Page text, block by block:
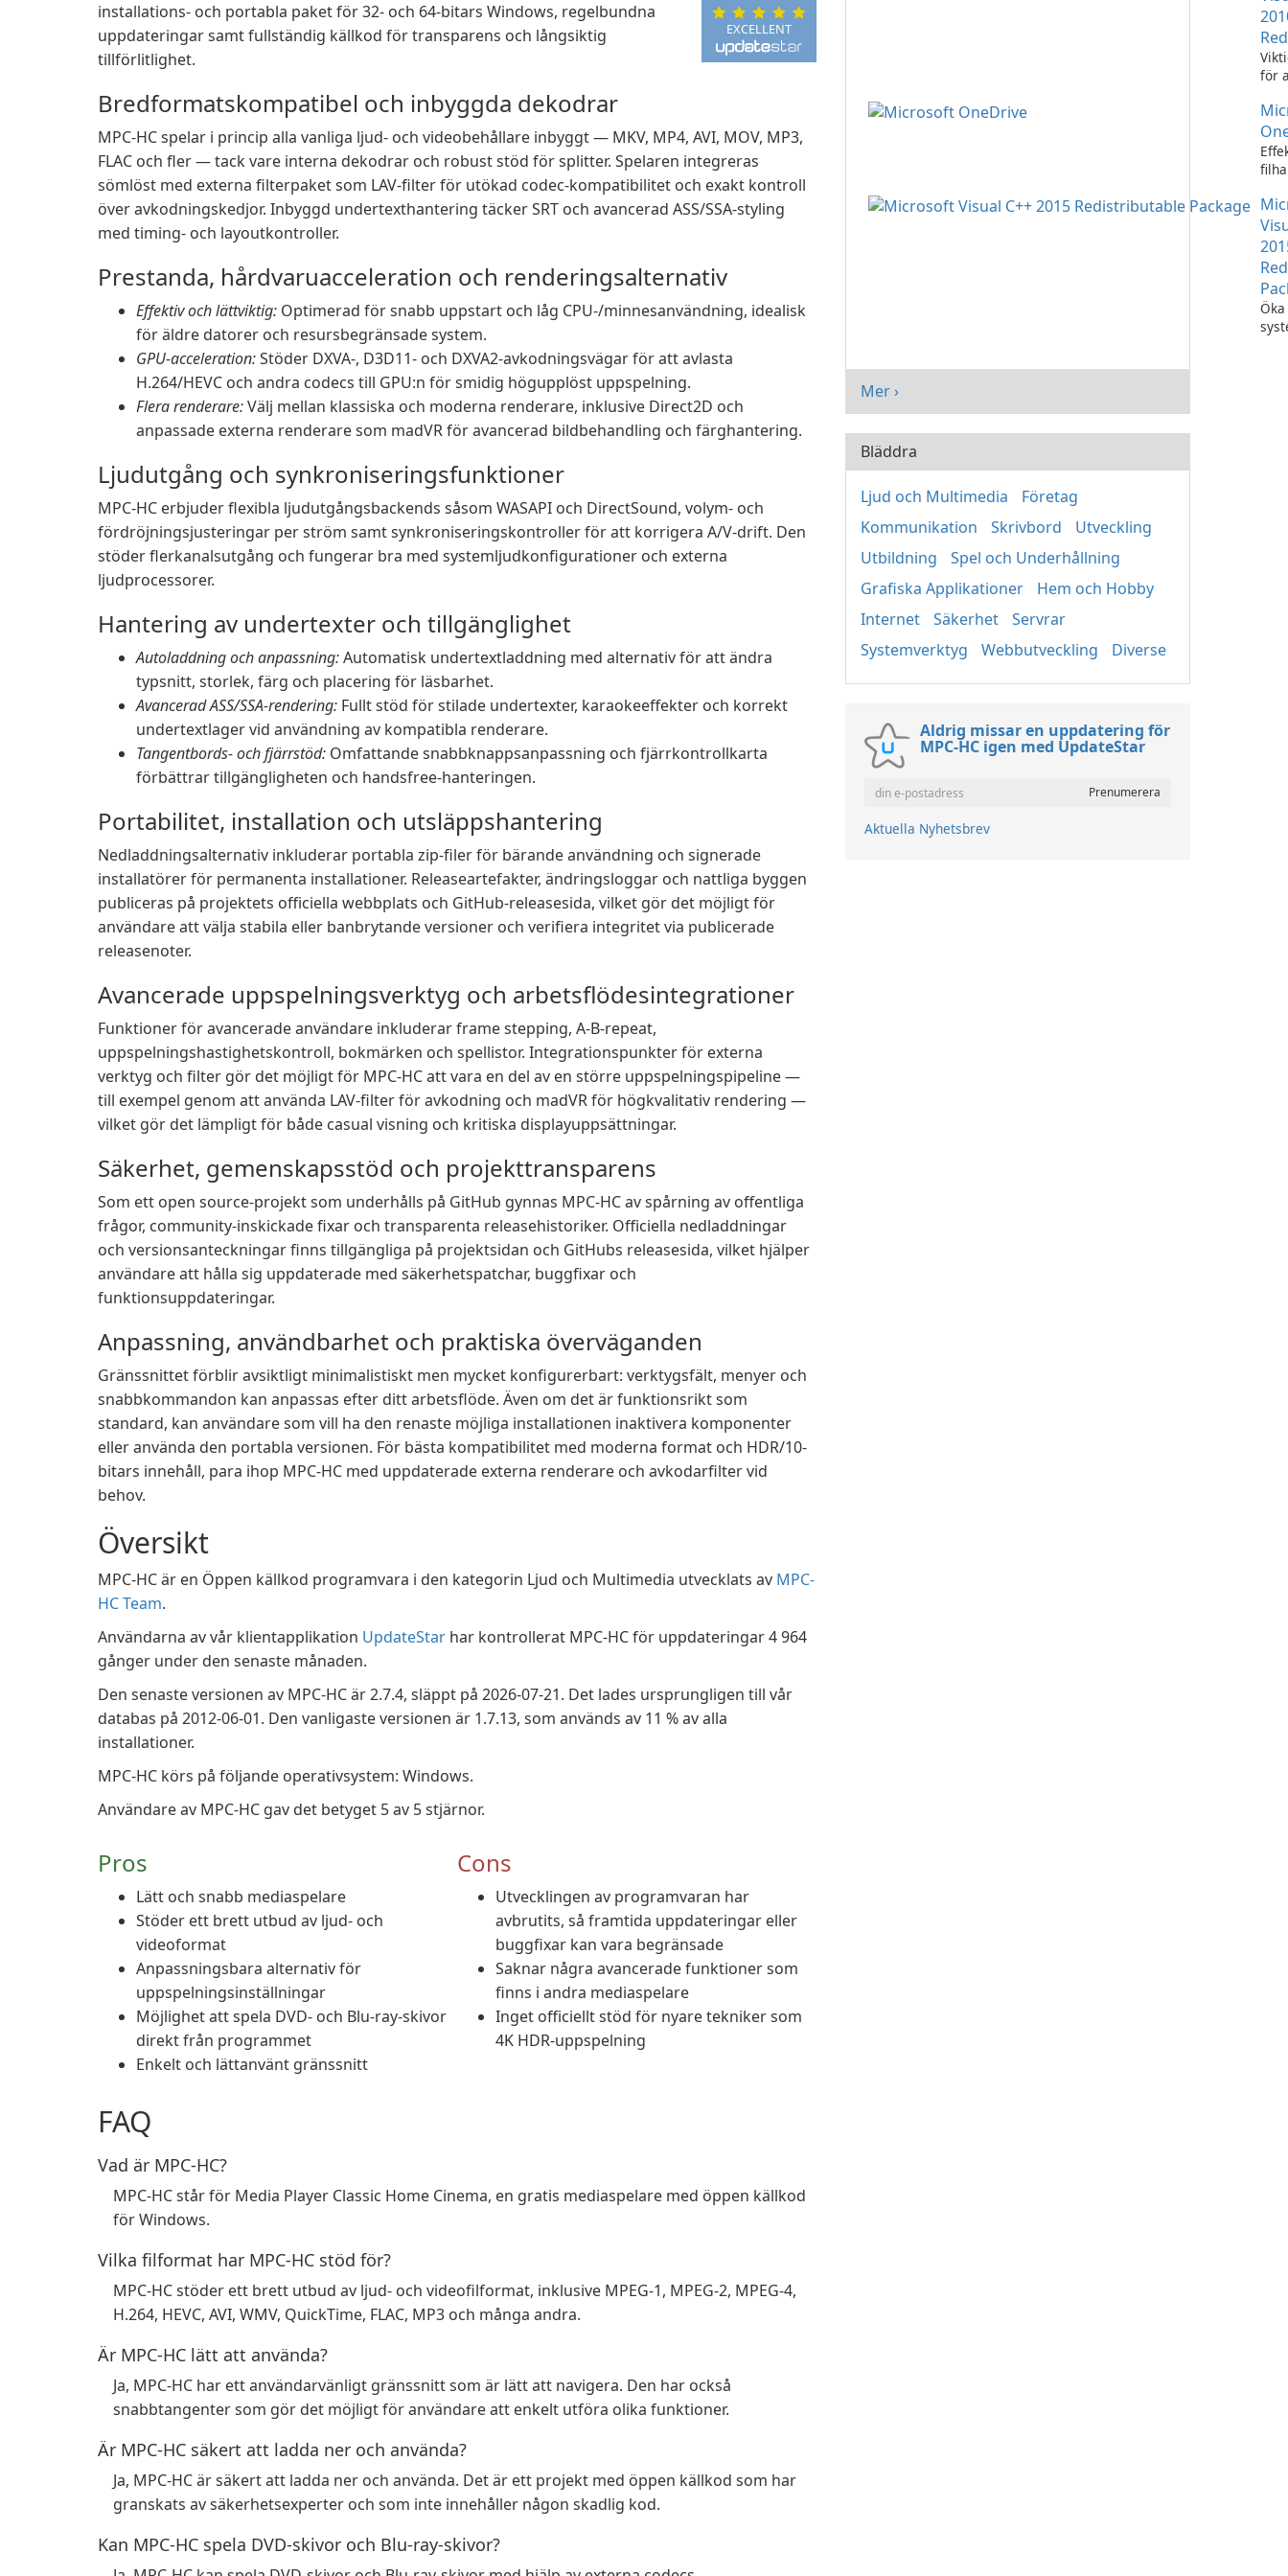
EXCELLENT
installations- och portabla paket för 32- och 64-bitars Windows, regelbundna
uppdateringar samt fullständig källkod för transparens och långsiktig
tillförlitlighet.
Bredformatskompatibel och inbyggda dekodrar
MPC-HC spelar i princip alla vanliga ljud- och videobehållare inbyggt — MKV, MP4, AVI, MOV, MP3,
FLAC och fler — tack vare interna dekodrar och robust stöd för splitter. Spelaren integreras
sömlöst med externa filterpaket som LAV-filter för utökad codec-kompatibilitet och exakt kontroll
över avkodningskedjor. Inbyggd undertexthantering täcker SRT och avancerad ASS/SSA-styling
med timing- och layoutkontroller.
Prestanda, hårdvaruacceleration och renderingsalternativ
Effektiv och lättviktig: Optimerad för snabb uppstart och låg CPU-/minnesanvändning, idealisk
för äldre datorer och resursbegränsade system.
GPU-acceleration:Stöder DXVA-, D3D11- och DXVA2-avkodningsvägar för att avlasta
H.264/HEVC och andra codecs till GPU:n för smidig högupplöst uppspelning.
Flera renderare:Välj mellan klassiska och moderna renderare, inklusive Direct2D och
anpassade externa renderare som madVR för avancerad bildbehandling och färghantering.
Ljudutgång och synkroniseringsfunktioner
MPC-HC erbjuder flexibla ljudutgångsbackends såsom WASAPI och DirectSound, volym- och
fördröjningsjusteringar per ström samt synkroniseringskontroller för att korrigera A/V-drift. Den
stöder flerkanalsutgång och fungerar bra med systemljudkonfigurationer och externa
ljudprocessorer.
Hantering av undertexter och tillgänglighet
Autoladdning och anpassning:Automatisk undertextladdning med alternativ för att ändra
typsnitt, storlek, färg och placering för läsbarhet.
Avancerad ASS/SSA-rendering: Fullt stöd för stilade undertexter, karaokeeffekter och korrekt
undertextlager vid användning av kompatibla renderare.
Tangentbords- och fjärrstöd: Omfattande snabbknappsanpassning och fjärrkontrollkarta
förbättrar tillgängligheten och handsfree-hanteringen.
Portabilitet, installation och utsläppshantering
Nedladdningsalternativ inkluderar portabla zip-filer för bärande användning och signerade
installatörer för permanenta installationer. Releaseartefakter, ändringsloggar och nattliga byggen
publiceras på projektets officiella webbplats och GitHub-releasesida, vilket gör det möjligt för
användare att välja stabila eller banbrytande versioner och verifiera integritet via publicerade
releasenoter.
Avancerade uppspelningsverktyg och arbetsflödesintegrationer
Funktioner för avancerade användare inkluderar frame stepping, A-B-repeat,
uppspelningshastighetskontroll, bokmärken och spellistor. Integrationspunkter för externa
verktyg och filter gör det möjligt för MPC-HC att vara en del av en större uppspelningspipeline —
till exempel genom att använda LAV-filter för avkodning och madVR för högkvalitativ rendering —
vilket gör det lämpligt för både casual visning och kritiska displayuppsättningar.
Säkerhet, gemenskapsstöd och projekttransparens
Som ett open source-projekt som underhålls på GitHub gynnas MPC-HC av spårning av offentliga
frågor, community-inskickade fixar och transparenta releasehistoriker. Officiella nedladdningar
och versionsanteckningar finns tillgängliga på projektsidan och GitHubs releasesida, vilket hjälper
användare att hålla sig uppdaterade med säkerhetspatchar, buggfixar och
funktionsuppdateringar.
Anpassning, användbarhet och praktiska överväganden
Gränssnittet förblir avsiktligt minimalistiskt men mycket konfigurerbart: verktygsfält, menyer och
snabbkommandon kan anpassas efter ditt arbetsflöde. Även om det är funktionsrikt som
standard, kan användare som vill ha den renaste möjliga installationen inaktivera komponenter
eller använda den portabla versionen. För bästa kompatibilitet med moderna format och HDR/10-
bitars innehåll, para ihop MPC-HC med uppdaterade externa renderare och avkodarfilter vid
behov.
Översikt
MPC-HC är en Öppen källkod programvara i den kategorin Ljud och Multimedia utvecklats av MPC-
HC Team.
Användarna av vår klientapplikation UpdateStar har kontrollerat MPC-HC för uppdateringar 4 964
gånger under den senaste månaden.
Den senaste versionen av MPC-HC är 2.7.4, släppt på 2026-07-21. Det lades ursprungligen till vår
databas på 2012-06-01. Den vanligaste versionen är 1.7.13, som används av 11 % av alla
installationer.
MPC-HC körs på följande operativsystem: Windows.
Användare av MPC-HC gav det betyget 5 av 5 stjärnor.
Pros
Lätt och snabb mediaspelare
Stöder ett brett utbud av ljud- och
videoformat
Anpassningsbara alternativ för
uppspelningsinställningar
Möjlighet att spela DVD- och Blu-ray-skivor
direkt från programmet
Enkelt och lättanvänt gränssnitt
Cons
Utvecklingen av programvaran har
avbrutits, så framtida uppdateringar eller
buggfixar kan vara begränsade
Saknar några avancerade funktioner som
finns i andra mediaspelare
Inget officiellt stöd för nyare tekniker som
4K HDR-uppspelning
FAQ
Vad är MPC-HC?
MPC-HC står för Media Player Classic Home Cinema, en gratis mediaspelare med öppen källkod
för Windows.
Vilka filformat har MPC-HC stöd för?
MPC-HC stöder ett brett utbud av ljud- och videofilformat, inklusive MPEG-1, MPEG-2, MPEG-4,
H.264, HEVC, AVI, WMV, QuickTime, FLAC, MP3 och många andra.
Är MPC-HC lätt att använda?
Ja, MPC-HC har ett användarvänligt gränssnitt som är lätt att navigera. Den har också
snabbtangenter som gör det möjligt för användare att enkelt utföra olika funktioner.
Är MPC-HC säkert att ladda ner och använda?
Ja, MPC-HC är säkert att ladda ner och använda. Det är ett projekt med öppen källkod som har
granskats av säkerhetsexperter och som inte innehåller någon skadlig kod.
Kan MPC-HC spela DVD-skivor och Blu-ray-skivor?
för
Mer ›
Bläddra
Ljud och Multimedia
Företag
Kommunikation
Skrivbord
Utveckling
Utbildning
Spel och Underhållning
Grafiska Applikationer
Hem och Hobby
Internet
Säkerhet
Servrar
Systemverktyg
Webbutveckling Diverse
Aldrig missar en uppdatering för
MPC-HC igen med UpdateStar
Aktuella Nyhetsbrev